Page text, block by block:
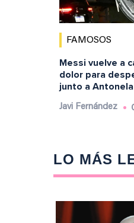
FAMOSOS
Messi vuelve a
dolor para
junto a Antonela
Javi Fernández
LO MÁS